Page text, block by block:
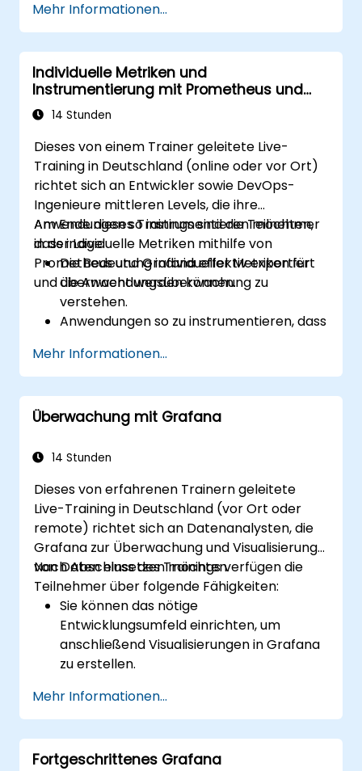
konfigurieren.
Vorlagenfunktionen in Grafana für
dynamische und wiederverwendbare
Dashboards zu nutzen.
Alerting-Mechanismen einzurichten, um
die operative Wahrnehmung zu
Mehr Informationen...
Individuelle Metriken und
Instrumentierung mit Prometheus und
Grafana
14 Stunden
Dieses von einem Trainer geleitete Live-
Training in Deutschland (online oder vor Ort)
richtet sich an Entwickler sowie DevOps-
Ingenieure mittleren Levels, die ihre
Anwendungen so instrumentieren möchten,
dass individuelle Metriken mithilfe von
Prometheus und Grafana effektiv exportiert
und überwacht werden können.
Am Ende dieses Trainings sind die Teilnehmer
in der Lage:
Die Bedeutung individueller Metriken für
die Anwendungsüberwachung zu
verstehen.
Anwendungen so zu instrumentieren, dass
exportieren können.
Dashboards in Grafana zu erstellen und
einzurichten, um individuelle Metriken
visuell darzustellen.
Überwachung in den Entwicklungszyklus
Mehr Informationen...
Überwachung mit Grafana
14 Stunden
Dieses von erfahrenen Trainern geleitete
Live-Training in Deutschland (vor Ort oder
remote) richtet sich an Datenanalysten, die
Grafana zur Überwachung und Visualisierung
von Daten einsetzen möchten.
Nach Abschluss des Trainings verfügen die
Teilnehmer über folgende Fähigkeiten:
Sie können das nötige
Entwicklungsumfeld einrichten, um
anschließend Visualisierungen in Grafana
zu erstellen.
Verfügbarkeit konfigurieren.
Sie wissen, wie man Panels und
Dashboards individuell anhand von Daten
gestaltet.
Mehr Informationen...
Fortgeschrittenes Grafana